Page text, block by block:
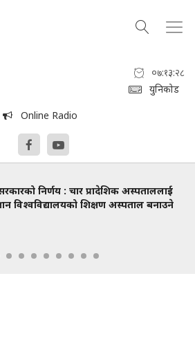
०७:१३:२९
युनिकोड
Online Radio
निर्णय : चार प्रादेशिक अस्पताललाई
विश्वविद्यालयको शिक्षण अस्पताल बनाउने